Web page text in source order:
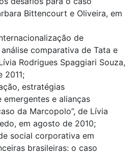
Bittencourt e Oliveira, em
de
comparativa de Tata e
Rodrigues Spaggiari Souza,
2011;
estratégias
emergentes e alianças
da Marcopolo”, de Lívia
em agosto de 2010;
social corporativa em
brasileiras: o caso